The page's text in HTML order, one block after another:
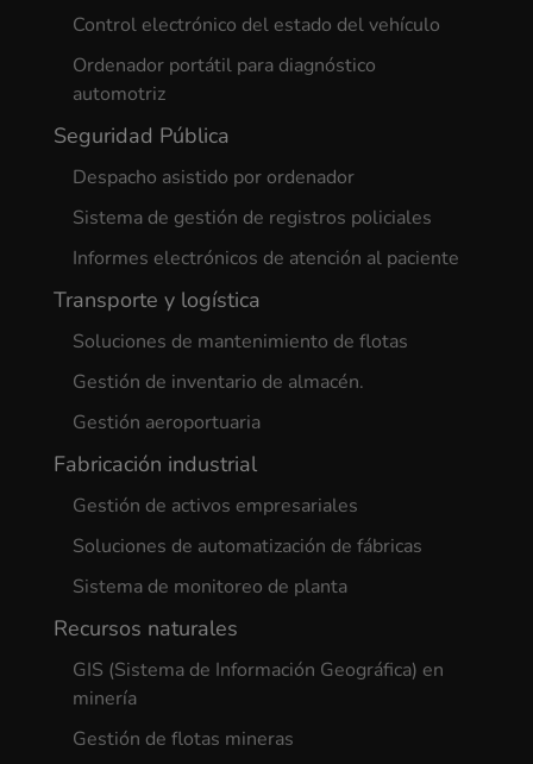
Control electrónico del estado del vehículo
Ordenador portátil para diagnóstico
automotriz
Seguridad Pública
Despacho asistido por ordenador
Sistema de gestión de registros policiales
Informes electrónicos de atención al paciente
Transporte y logística
Soluciones de mantenimiento de flotas
Gestión de inventario de almacén.
Gestión aeroportuaria
Fabricación industrial
Gestión de activos empresariales
Soluciones de automatización de fábricas
Sistema de monitoreo de planta
Recursos naturales
GIS (Sistema de Información Geográfica) en
minería
Gestión de flotas mineras